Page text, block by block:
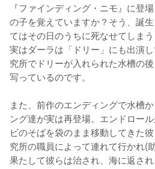
『ファインディング・ニモ』に登
の子を覚えていますか？そう、誕
てはその日のうちに死なせてしまう
実はダーラは「ドリー」にも出演
究所でドリーが入れられた水槽の
写っているのです。
また、前作のエンディングで水槽
ング達が実は再登場。エンドロー
ビのそばを袋のまま移動してきた
究所の職員によって連れて行かれ(
果たして彼らは治され、海に返さ